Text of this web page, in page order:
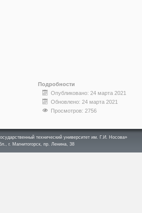
Подробности
Опубликовано: 24 марта 2021
Обновлено: 24 марта 2021
Просмотров: 2756
технический университет им. Г.И. Носова»
г. Магнитогорск, пр. Ленина, 38